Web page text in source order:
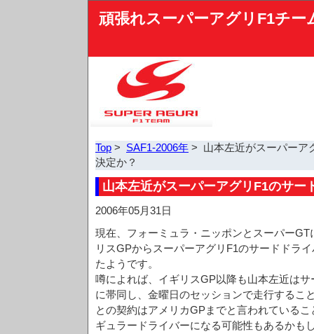
頑張れスーパーアグリF1チー
Top > SAF1-2006年 > 山本左近がスーパーア
決定か？
山本左近がスーパーアグリF1のサー
2006年05月31日
現在、フォーミュラ・ニッポンとスーパー
リスGPからスーパーアグリF1のサードドラ
たようです。
噂によれば、イギリスGP以降も山本左近は
に帯同し、金曜日のセッションで走行するこ
との契約はアメリカGPまでと言われている
ギュラードライバーになる可能性もあるかも